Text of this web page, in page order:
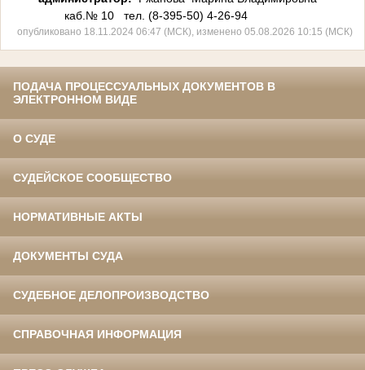
каб.№ 10 тел. (8-395-50) 4-26-94
опубликовано 18.11.2024 06:47 (МСК), изменено 05.08.2026 10:15 (МСК)
ПОДАЧА ПРОЦЕССУАЛЬНЫХ ДОКУМЕНТОВ В
ЭЛЕКТРОННОМ ВИДЕ
О СУДЕ
СУДЕЙСКОЕ СООБЩЕСТВО
НОРМАТИВНЫЕ АКТЫ
ДОКУМЕНТЫ СУДА
СУДЕБНОЕ ДЕЛОПРОИЗВОДСТВО
СПРАВОЧНАЯ ИНФОРМАЦИЯ